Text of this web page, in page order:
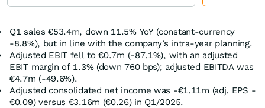
Q1 sales €53.4m, down 11.5% YoY (constant-currency
-8.8%), but in line with the company’s intra-year planning.
Adjusted EBIT fell to €0.7m (‑87.1%), with an adjusted
EBIT margin of 1.3% (down 760 bps); adjusted EBITDA was
€4.7m (‑49.6%).
Adjusted consolidated net income was -€1.11m (adj. EPS -
€0.09) versus €3.16m (€0.26) in Q1/2025.